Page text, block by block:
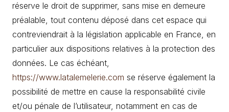
réserve le droit de supprimer, sans mise en demeure
préalable, tout contenu déposé dans cet espace qui
contreviendrait à la législation applicable en France, en
particulier aux dispositions relatives à la protection des
données. Le cas échéant,
https://www.latalemelerie.com se réserve également la
possibilité de mettre en cause la responsabilité civile
et/ou pénale de l’utilisateur, notamment en cas de